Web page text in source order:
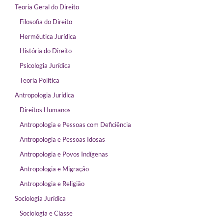
Teoria Geral do Direito
Filosofia do Direito
Hermêutica Jurídica
História do Direito
Psicologia Jurídica
Teoria Política
Antropologia Jurídica
Direitos Humanos
Antropologia e Pessoas com Deficiência
Antropologia e Pessoas Idosas
Antropologia e Povos Indígenas
Antropologia e Migração
Antropologia e Religião
Sociologia Jurídica
Sociologia e Classe